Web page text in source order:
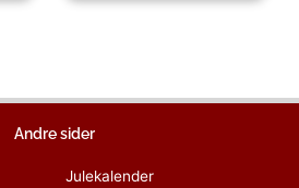
Andre sider
Julekalender